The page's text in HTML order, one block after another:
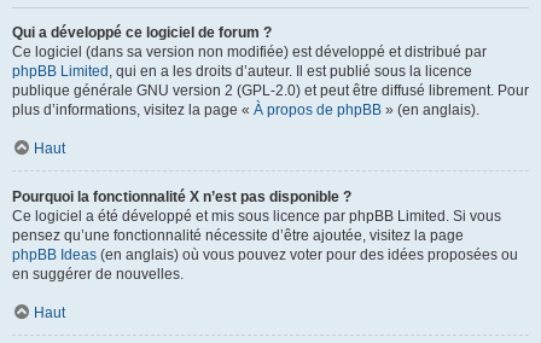
Qui a développé ce logiciel de forum ?
Ce logiciel (dans sa version non modifiée) est développé et distribué par
phpBB Limited , qui en a les droits d’auteur. Il est publié sous la licence
publique générale GNU version 2 (GPL-2.0) et peut être diffusé librement. Pour
plus d’informations, visitez la page « À propos de phpBB » (en anglais).
Haut
Pourquoi la fonctionnalité X n’est pas disponible ?
Ce logiciel a été développé et mis sous licence par phpBB Limited. Si vous
pensez qu’une fonctionnalité nécessite d’être ajoutée, visitez la page
phpBB Ideas (en anglais) où vous pouvez voter pour des idées proposées ou
en suggérer de nouvelles.
Haut